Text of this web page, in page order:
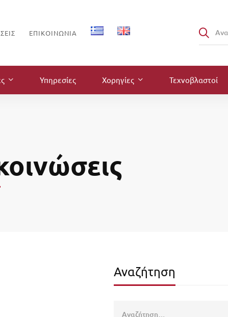
ΕΠΙΚΟΙΝΩΝΊΑ
Υπηρεσίες Χορηγίες Τεχνοβλαστοί
Αναζήτηση